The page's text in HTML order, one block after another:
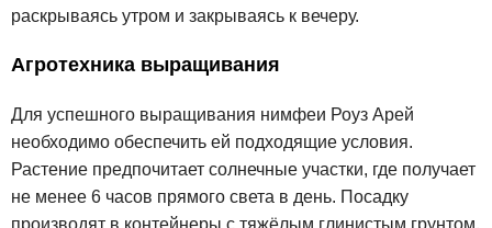
раскрываясь утром и закрываясь к вечеру.
Агротехника выращивания
Для успешного выращивания нимфеи Роуз Арей
необходимо обеспечить ей подходящие условия.
Растение предпочитает солнечные участки, где получает
не менее 6 часов прямого света в день. Посадку
производят в контейнеры с тяжёлым глинистым грунтом,